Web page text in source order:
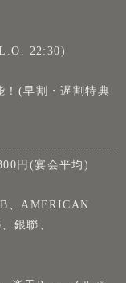
22:30)
(早割・遅割特典
円(宴会平均)
、AMERICAN
銀聯、